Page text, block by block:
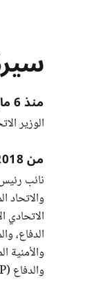
منذ 6 مايو/أيار 2025
الوزير
من 2018 وحتى 2025
نائب رئيس
الاتحادي
الدفاع،
والدفاع (GSVP)، وشؤون مجلس أوروبا